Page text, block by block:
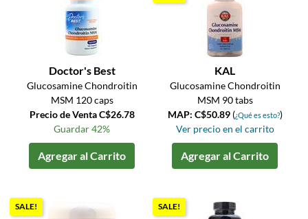
Doctor's Best
Glucosamine Chondroitin
MSM 120 caps
Precio de Venta C$26.78
Guardar 42%
Agregar al Carrito
KAL
Glucosamine Chondroitin
MSM 90 tabs
MAP: C$50.89 (¿Qué es esto?)
Ver precio en el carrito
Agregar al Carrito
SALE! SALE!